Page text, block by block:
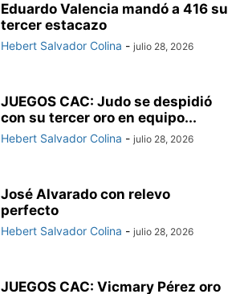
Eduardo Valencia mandó a 416 su
tercer estacazo
Hebert Salvador Colina - julio 28, 2026
JUEGOS CAC: Judo se despidió
con su tercer oro en equipo...
Hebert Salvador Colina - julio 28, 2026
José Alvarado con relevo
perfecto
Hebert Salvador Colina - julio 28, 2026
JUEGOS CAC: Vicmary Pérez oro